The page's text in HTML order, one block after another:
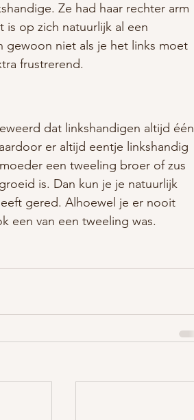
Ze had haar rechter arm
op zich natuurlijk al een
gewoon niet als je het links moet
frustrerend.
dat linkshandigen altijd één
er altijd eentje linkshandig
een tweeling broer of zus
is. Dan kun je je natuurlijk
gered. Alhoewel je er nooit
een van een tweeling was.